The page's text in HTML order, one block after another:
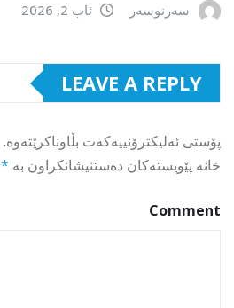
سەرنوسەر ئاب 2, 2026
LEAVE A REPLY
پۆستی ئەلیکترۆنییەکەت بڵاوناکرێتەوە.
خانە پێویستەکان دەستنیشانکراون بە *
Comment